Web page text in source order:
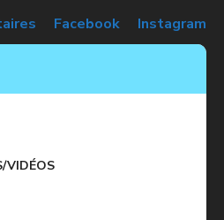
Facebook Instagram
VIDÉOS